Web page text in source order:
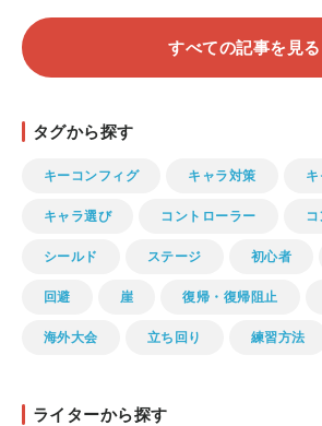
すべての記事を見る
タグから探す
キーコンフィグ キャラ対策
キャラ選び コントローラー
シールド ステージ 初心者
回避 崖 復帰・復帰阻止
海外大会 立ち回り 練習方法
ライターから探す